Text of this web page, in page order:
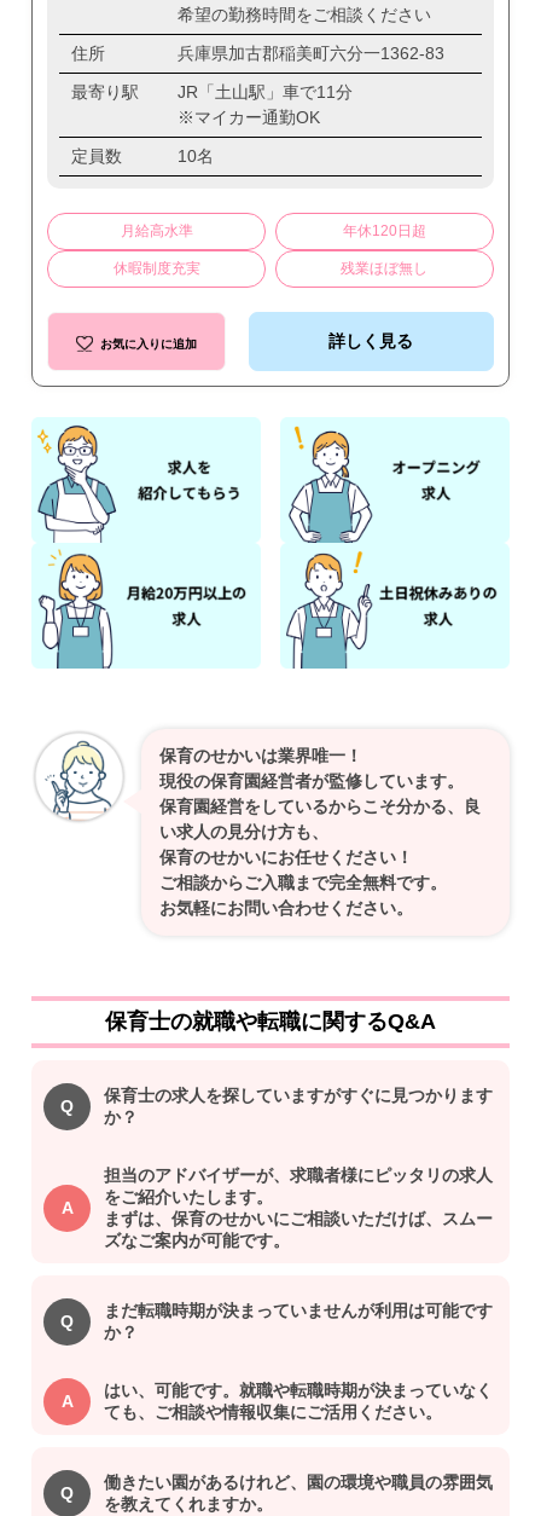
希望の勤務時間をご相談ください
住所
兵庫県加古郡稲美町六分一1362-83
最寄り駅
JR「土山駅」車で11分
※マイカー通勤OK
定員数
10名
月給高水準 年休120日超
休暇制度充実 残業ほぼ無し
お気に入りに追加 詳しく見る
保育のせかいは業界唯一！
現役の保育園経営者が監修しています。
保育園経営をしているからこそ分かる、良
い求人の見分け方も、
保育のせかいにお任せください！
ご相談からご入職まで完全無料です。
お気軽にお問い合わせください。
保育士の就職や転職に関するQ&A
保育士の求人を探していますがすぐに見つかります
か？
担当のアドバイザーが、求職者様にピッタリの求人
をご紹介いたします。
まずは、保育のせかいにご相談いただけば、スムー
ズなご案内が可能です。
まだ転職時期が決まっていませんが利用は可能です
か？
はい、可能です。就職や転職時期が決まっていなく
ても、ご相談や情報収集にご活用ください。
働きたい園があるけれど、園の環境や職員の雰囲気
を教えてくれますか。